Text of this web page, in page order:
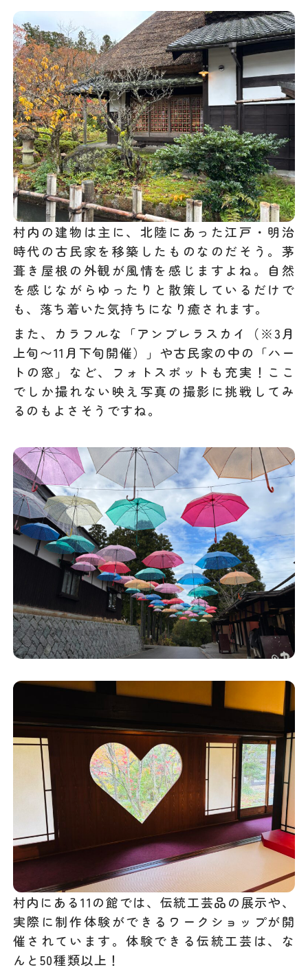
村内の建物は主に、北陸にあった江戸・明治
時代の古民家を移築したものなのだそう。茅
葺き屋根の外観が風情を感じますよね。自然
を感じながらゆったりと散策しているだけで
も、落ち着いた気持ちになり癒されます。
また、カラフルな「アンブレラスカイ（※3月
上旬〜11月下旬開催）」や古民家の中の「ハー
トの窓」など、フォトスポットも充実！ここ
でしか撮れない映え写真の撮影に挑戦してみ
るのもよさそうですね。
村内にある11の館では、伝統工芸品の展示や、
実際に制作体験ができるワークショップが開
催されています。体験できる伝統工芸は、な
んと50種類以上！